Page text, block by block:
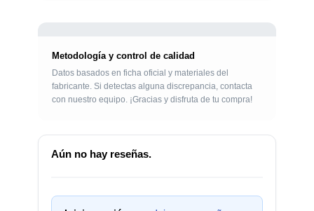
Metodología y control de calidad
Datos basados en ficha oficial y materiales del
fabricante. Si detectas alguna discrepancia, contacta
con nuestro equipo. ¡Gracias y disfruta de tu compra!
Aún no hay reseñas.